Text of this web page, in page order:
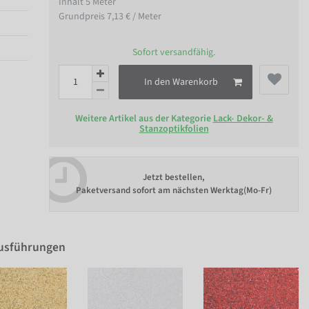
Grundpreis7,13 € / Meter
Sofort versandfähig.
In den Warenkorb
Weitere Artikel aus der KategorieLack- Dekor- &
Stanzoptikfolien
Jetzt bestellen,
Paketversand sofort am nächsten Werktag(Mo-Fr)